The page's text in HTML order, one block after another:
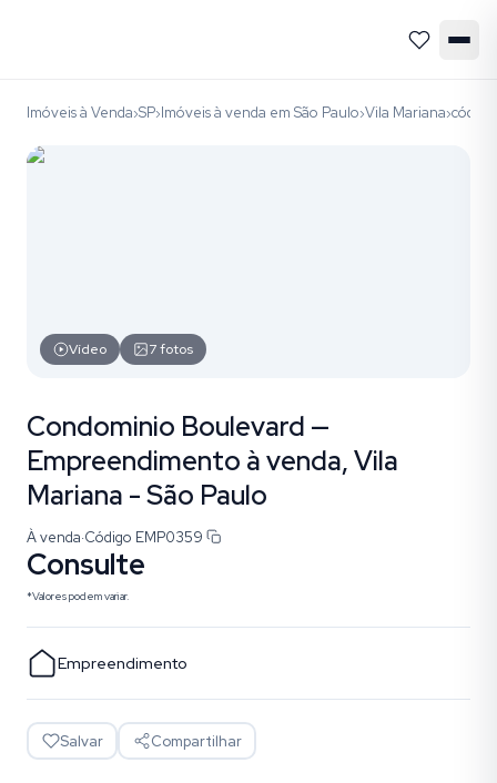
Imóveis à Venda›SP›Imóveis à venda em São Paulo›Vila Mariana›
Vídeo 7fotos
Condominio Boulevard —
Empreendimento à venda, Vila
Mariana - São Paulo
À venda·Código EMP0359
Consulte
*Valores podem variar.
Empreendimento
Salvar Compartilhar